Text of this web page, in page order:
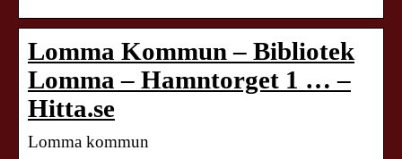
Lomma Kommun – Bibliotek
Lomma – Hamntorget 1 … –
Hitta.se
Lomma kommun